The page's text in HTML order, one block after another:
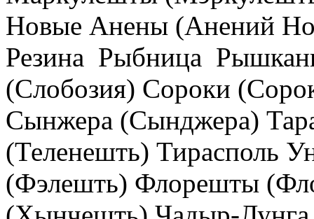
Новые Анены (Анений
Резина Рыбница
(Слобозия) Сороки
Сынжера (Сынджера)
(Теленешть) Тирасполь
(Фэлешть) Флорешты